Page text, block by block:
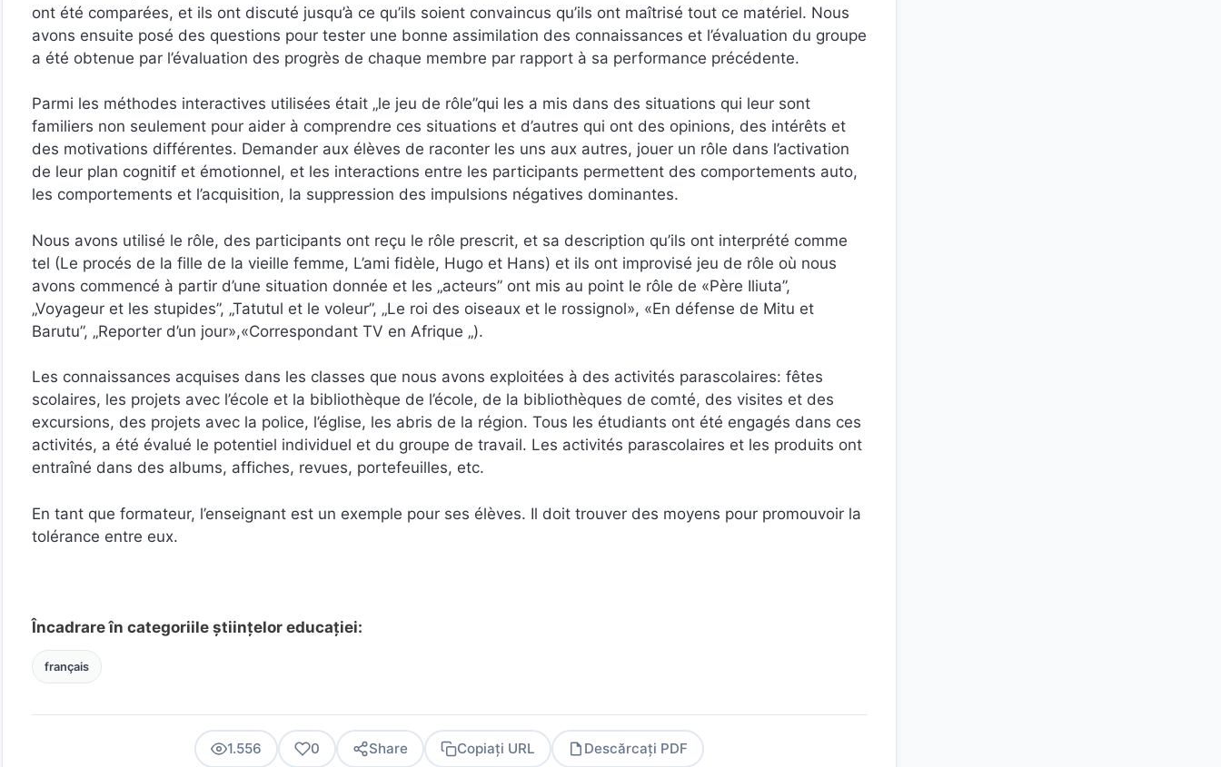
ont été comparées, et ils ont discuté jusqu’à ce qu’ils soient convaincus qu’ils ont maîtrisé tout ce matériel. Nous
avons ensuite posé des questions pour tester une bonne assimilation des connaissances et l’évaluation du groupe
a été obtenue par l’évaluation des progrès de chaque membre par rapport à sa performance précédente.
Parmi les méthodes interactives utilisées était „le jeu de rôle”qui les a mis dans des situations qui leur sont
familiers non seulement pour aider à comprendre ces situations et d’autres qui ont des opinions, des intérêts et
des motivations différentes. Demander aux élèves de raconter les uns aux autres, jouer un rôle dans l’activation
de leur plan cognitif et émotionnel, et les interactions entre les participants permettent des comportements auto,
les comportements et l’acquisition, la suppression des impulsions négatives dominantes.
Nous avons utilisé le rôle, des participants ont reçu le rôle prescrit, et sa description qu’ils ont interprété comme
tel (Le procés de la fille de la vieille femme, L’ami fidèle, Hugo et Hans) et ils ont improvisé jeu de rôle où nous
avons commencé à partir d’une situation donnée et les „acteurs” ont mis au point le rôle de «Père Iliuta”,
„Voyageur et les stupides”, „Tatutul et le voleur”, „Le roi des oiseaux et le rossignol», «En défense de Mitu et
Barutu”, „Reporter d’un jour»,«Correspondant TV en Afrique „).
Les connaissances acquises dans les classes que nous avons exploitées à des activités parascolaires: fêtes
scolaires, les projets avec l’école et la bibliothèque de l’école, de la bibliothèques de comté, des visites et des
excursions, des projets avec la police, l’église, les abris de la région. Tous les étudiants ont été engagés dans ces
activités, a été évalué le potentiel individuel et du groupe de travail. Les activités parascolaires et les produits ont
entraîné dans des albums, affiches, revues, portefeuilles, etc.
En tant que formateur, l’enseignant est un exemple pour ses élèves. Il doit trouver des moyens pour promouvoir la
tolérance entre eux.
Încadrare în categoriile științelor educației:
français
1.556 0 Share Copiați URL Descărcați PDF